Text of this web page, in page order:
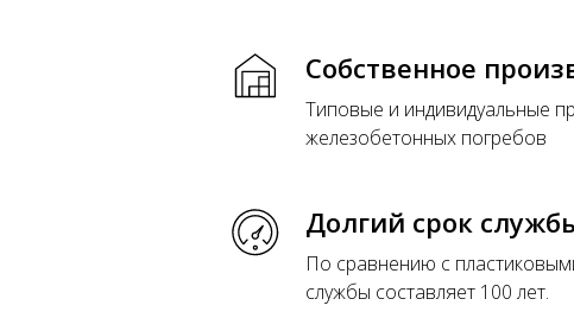
Собственное
Типовые и индивидуальные
железобетонных погребов
Долгий срок
По сравнению с
службы составляет 100 лет.